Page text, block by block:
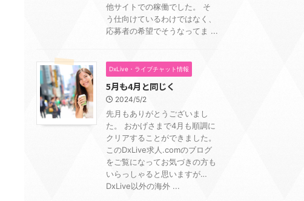
他サイトでの稼働でした。 そ
う仕向けているわけではなく、
応募者の希望でそうなってま ...
DxLive・ライブチャット情報
5月も4月と同じく
2024/5/2
先月もありがとうございまし
た。 おかげさまで4月も順調に
クリアすることができました。
このDxLive求人.comのブログ
をご覧になってお気づきの方も
いらっしゃると思いますが…
DxLive以外の海外 ...